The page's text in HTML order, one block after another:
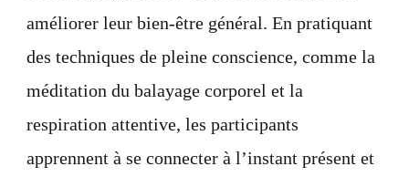
améliorer leur bien-être général. En pratiquant
des techniques de pleine conscience, comme la
méditation du balayage corporel et la
respiration attentive, les participants
apprennent à se connecter à l’instant présent et